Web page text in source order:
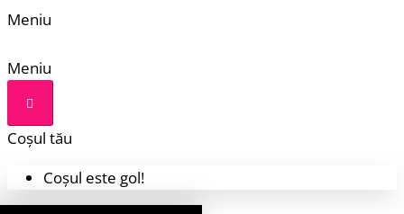
Meniu
Meniu
Coșul tău
Coșul este gol!